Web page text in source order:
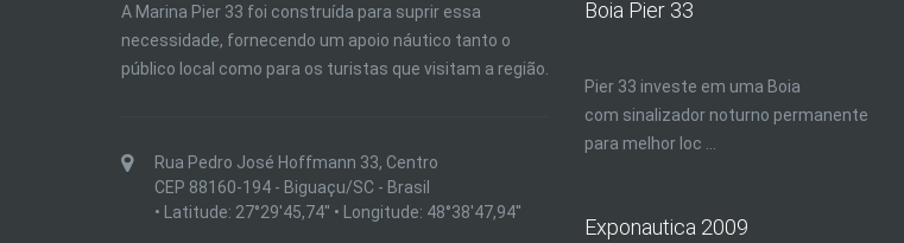
A Marina Pier 33 foi construída para suprir essa
necessidade, fornecendo um apoio náutico tanto o
público local como para os turistas que visitam a região.
Rua Pedro José Hoffmann 33, Centro
CEP 88160-194 - Biguaçu/SC - Brasil
• Latitude: 27°29'45,74'' • Longitude: 48°38'47,94''
Boia Pier 33
Pier 33 investe em uma Boia
com sinalizador noturno permanente
para melhor loc ...
Exponautica 2009